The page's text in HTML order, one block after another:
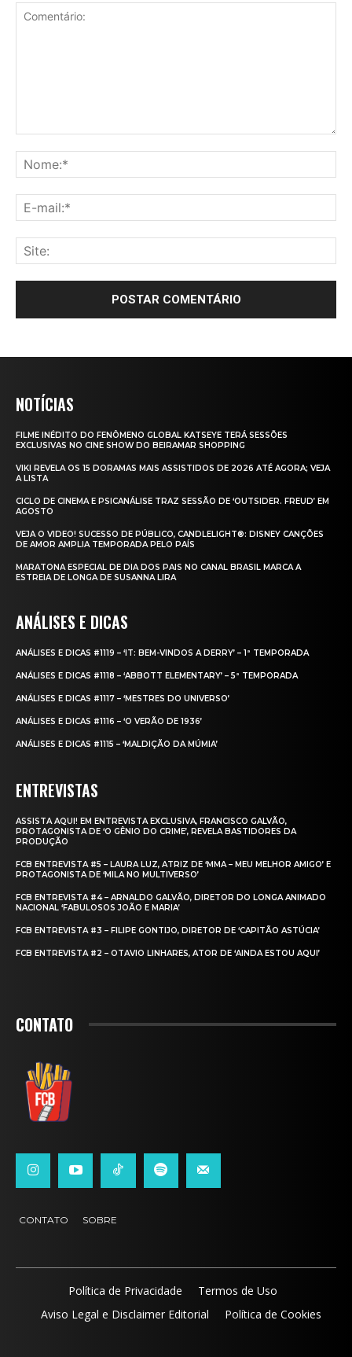
NOTÍCIAS
FILME INÉDITO DO FENÔMENO GLOBAL KATSEYE TERÁ SESSÕES
EXCLUSIVAS NO CINE SHOW DO BEIRAMAR SHOPPING
VIKI REVELA OS 15 DORAMAS MAIS ASSISTIDOS DE 2026 ATÉ AGORA; VEJA
A LISTA
CICLO DE CINEMA E PSICANÁLISE TRAZ SESSÃO DE ‘OUTSIDER. FREUD’ EM
AGOSTO
VEJA O VIDEO! SUCESSO DE PÚBLICO, CANDLELIGHT®: DISNEY CANÇÕES
DE AMOR AMPLIA TEMPORADA PELO PAÍS
MARATONA ESPECIAL DE DIA DOS PAIS NO CANAL BRASIL MARCA A
ESTREIA DE LONGA DE SUSANNA LIRA
ANÁLISES E DICAS
ANÁLISES E DICAS #1119 – ‘IT: BEM-VINDOS A DERRY’ – 1ª TEMPORADA
ANÁLISES E DICAS #1118 – ‘ABBOTT ELEMENTARY’ – 5ª TEMPORADA
ANÁLISES E DICAS #1117 – ‘MESTRES DO UNIVERSO’
ANÁLISES E DICAS #1116 – ‘O VERÃO DE 1936’
ANÁLISES E DICAS #1115 – ‘MALDIÇÃO DA MÚMIA’
ENTREVISTAS
ASSISTA AQUI! EM ENTREVISTA EXCLUSIVA, FRANCISCO GALVÃO,
PROTAGONISTA DE ‘O GÊNIO DO CRIME’, REVELA BASTIDORES DA
PRODUÇÃO
FCB ENTREVISTA #5 – LAURA LUZ, ATRIZ DE ‘MMA – MEU MELHOR AMIGO’ E
PROTAGONISTA DE ‘MILA NO MULTIVERSO’
FCB ENTREVISTA #4 – ARNALDO GALVÃO, DIRETOR DO LONGA ANIMADO
NACIONAL ‘FABULOSOS JOÃO E MARIA’
FCB ENTREVISTA #3 – FILIPE GONTIJO, DIRETOR DE ‘CAPITÃO ASTÚCIA’
FCB ENTREVISTA #2 – OTAVIO LINHARES, ATOR DE ‘AINDA ESTOU AQUI’
CONTATO
CONTATO SOBRE
Política de Privacidade
Termos de Uso
Aviso Legal e Disclaimer Editorial
Política de Cookies